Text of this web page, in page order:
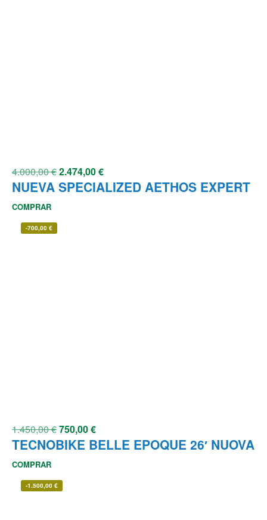
4.000,00€2.474,00€
NUEVA SPECIALIZED AETHOS EXPERT
COMPRAR
-700,00 €
1.450,00€750,00€
TECNOBIKE BELLE EPOQUE 26′ NUOVA
COMPRAR
-1.500,00 €